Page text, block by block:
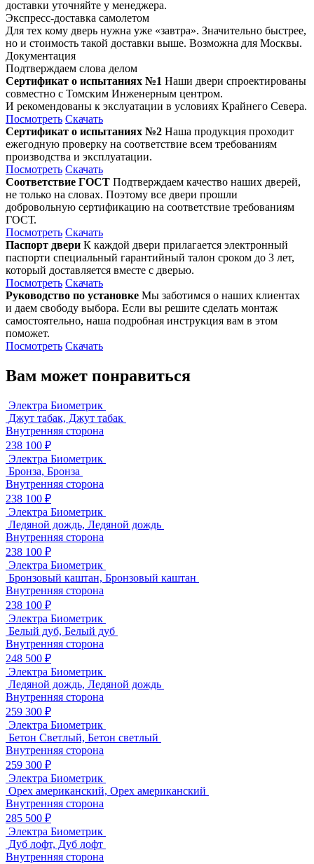
доставки уточняйте у менеджера.
Экспресс-доставка самолетом
Для тех кому дверь нужна уже «завтра». Значительно быстрее,
но и стоимость такой доставки выше. Возможна для Москвы.
Документация
Подтверждаем слова делом
Сертификат о испытаниях №1 Наши двери спроектированы
совместно с Томским Инженерным центром.
И рекомендованы к экслуатации в условиях Крайнего Севера.
Посмотреть Скачать
Сертификат о испытаниях №2 Наша продукция проходит
ежегодную проверку на соответствие всем требованиям
производства и эксплуатации.
Посмотреть Скачать
Соответствие ГОСТ Подтверждаем качество наших дверей,
не только на словах. Поэтому все двери прошли
добровольную сертификацию на соответствие требованиям
ГОСТ.
Посмотреть Скачать
Паспорт двери К каждой двери прилагается электронный
паспорти специальный гарантийный талон сроком до 3 лет,
который доставляется вместе с дверью.
Посмотреть Скачать
Руководство по установке Мы заботимся о наших клиентах
и даем свободу выбора. Если вы решите сделать монтаж
самостоятельно, наша подробная инструкция вам в этом
поможет.
Посмотреть Скачать
Вам может понравиться
Электра Биометрик
Джут табак, Джут табак
Внутренняя сторона
238 100 ₽
Электра Биометрик
Бронза, Бронза
Внутренняя сторона
238 100 ₽
Электра Биометрик
Ледяной дождь, Ледяной дождь
Внутренняя сторона
238 100 ₽
Электра Биометрик
Бронзовый каштан, Бронзовый каштан
Внутренняя сторона
238 100 ₽
Электра Биометрик
Белый дуб, Белый дуб
Внутренняя сторона
248 500 ₽
Электра Биометрик
Ледяной дождь, Ледяной дождь
Внутренняя сторона
259 300 ₽
Электра Биометрик
Бетон Светлый, Бетон светлый
Внутренняя сторона
259 300 ₽
Электра Биометрик
Орех американский, Орех американский
Внутренняя сторона
285 500 ₽
Электра Биометрик
Дуб лофт, Дуб лофт
Внутренняя сторона